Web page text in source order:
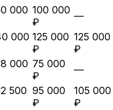
000 100 000
₽
—
000 125 000
₽
125 000
₽
000 75 000
₽
—
500 95 000
₽
105 000
₽